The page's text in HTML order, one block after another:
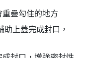
疊勾住的地方
上蓋完成封口，